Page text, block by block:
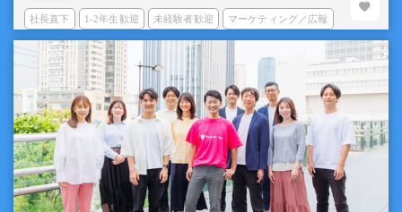
社長直下 1-2年生歓迎 未経験者歓迎 マーケティング／広報